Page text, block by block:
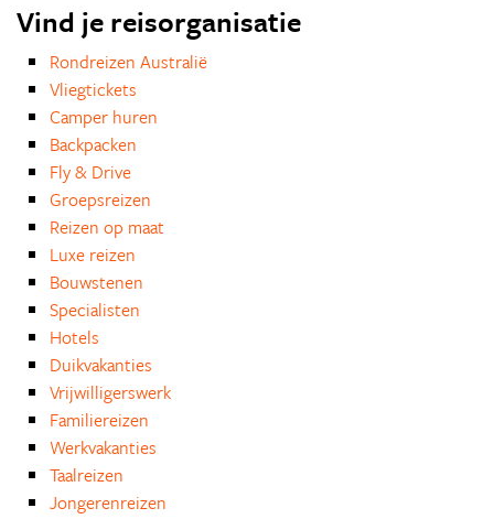
Vind je reisorganisatie
Rondreizen Australië
Vliegtickets
Camper huren
Backpacken
Fly & Drive
Groepsreizen
Reizen op maat
Luxe reizen
Bouwstenen
Specialisten
Hotels
Duikvakanties
Vrijwilligerswerk
Familiereizen
Werkvakanties
Taalreizen
Jongerenreizen